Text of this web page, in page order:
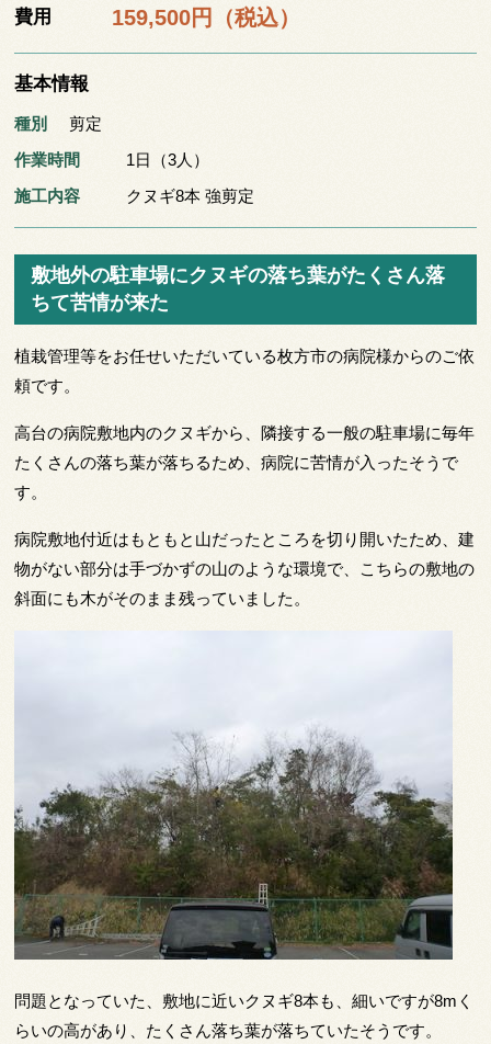
費用 159,500円（税込）
基本情報
種別
剪定
作業時間
1日（3人）
施工内容
クヌギ8本 強剪定
敷地外の駐車場にクヌギの落ち葉がたくさん落
ちて苦情が来た
植栽管理等をお任せいただいている枚方市の病院様からのご依
頼です。
高台の病院敷地内のクヌギから、隣接する一般の駐車場に毎年
たくさんの落ち葉が落ちるため、病院に苦情が入ったそうで
す。
病院敷地付近はもともと山だったところを切り開いたため、建
物がない部分は手づかずの山のような環境で、こちらの敷地の
斜面にも木がそのまま残っていました。
問題となっていた、敷地に近いクヌギ8本も、細いですが8mく
らいの高があり、たくさん落ち葉が落ちていたそうです。